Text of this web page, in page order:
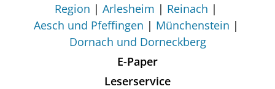
Region
Arlesheim
Reinach
Aesch und Pfeffingen
Münchenstein
Dornach und Dorneckberg
E-Paper
Leserservice